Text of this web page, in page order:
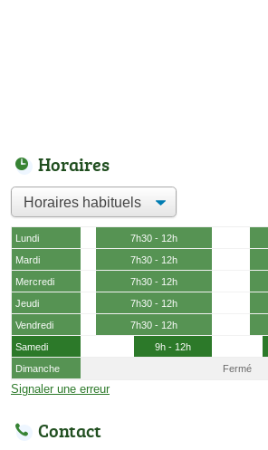
Horaires
Lundi 7h30 - 12h
Mardi
7h30 - 12h
Mercredi
7h30 - 12h
Jeudi
7h30 - 12h
Vendredi
7h30 - 12h
Samedi
9h - 12h
Dimanche
Fermé
Signaler une erreur
Contact